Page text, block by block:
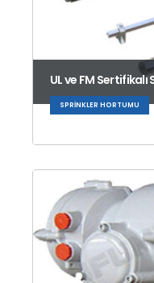
UL ve FM
SPRINKLER HORTUMU